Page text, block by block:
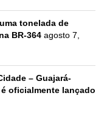
tonelada de
BR-364 agosto 7,
– Guajará-
oficialmente lançado